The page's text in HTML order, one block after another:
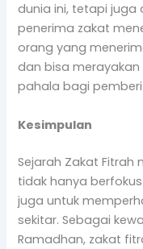
dunia ini, tetapi juga
penerima zakat
orang yang
dan bisa merayakan
pahala bagi
Kesimpulan
Sejarah Zakat
tidak hanya
juga untuk
sekitar. Sebagai
Ramadhan, zakat